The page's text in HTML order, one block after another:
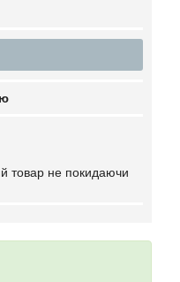
товар не покидаючи